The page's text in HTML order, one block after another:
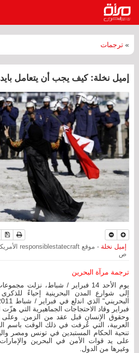
» ترجمات
إميل نخلة: كيف يجب أن يتعامل
نسخة
إميل نخلة - موقع responsiblestatecraft الأمريكي -
ص
ترجمة مرآة البحرين
يوم الأحد 14 فبراير / شباط، نزلت
إلى شوارع المدن البحرينية إحياءً
فبراير وقاد الاحتجاجات الجماهيرية التي
وحقوق الإنسان قبل عقد من الزمن. وعلى
العربية، التي عُرفت في ذلك الوقت باسم
تنحية الحكام المستبدين في تونس ومصر
على يد قوات الأمن في البحرين والإمارات
وغيرها من الدول.